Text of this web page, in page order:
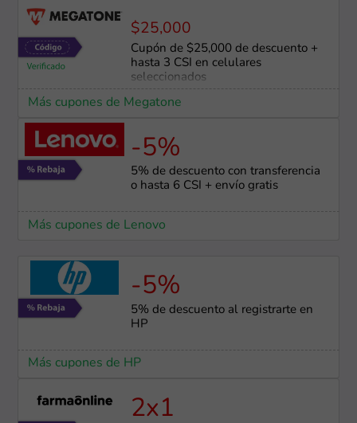
$25,000
Cupón de $25,000 de descuento +
hasta 3 CSI en celulares
seleccionados
Más cupones de Megatone
-5%
5% de descuento con transferencia
o hasta 6 CSI + envío gratis
Más cupones de Lenovo
-5%
5% de descuento al registrarte en
HP
Más cupones de HP
2x1